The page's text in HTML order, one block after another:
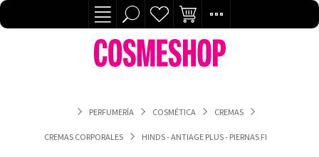
PERFUMERÍA COSMÉTICA CREMAS
CREMAS CORPORALES HINDS - ANTIAGE PLUS - PIERNAS FIRMES - 125 ML